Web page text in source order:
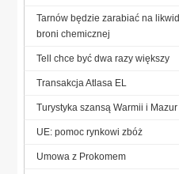
Tarnów będzie zarabiać na
broni chemicznej
Tell chce być dwa razy większy
Transakcja Atlasa EL
Turystyka szansą Warmii i Mazur
UE: pomoc rynkowi zbóż
Umowa z Prokomem